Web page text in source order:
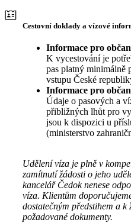
Cestovní doklady a vízové
Informace pro
K vycestování je
pas platný minimálně
vstupu České
Informace pro
Údaje o pasových a
přibližných lhůt pro
jsou k dispozici u
(ministerstvo
Udělení víza je plně v
zamítnutí žádosti o jeho
kancelář Čedok nenese
víza. Klientům
dostatečným předstihem a k
požadované dokumenty.